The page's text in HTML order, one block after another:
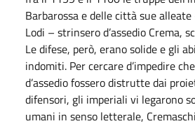
Barbarossa e delle città sue
Lodi – strinsero d’assedio Crema,
Le difese, però, erano solide e gli
indomiti. Per cercare d’impedire
d’assedio fossero distrutte dai
difensori, gli imperiali vi legarono
umani in senso letterale,